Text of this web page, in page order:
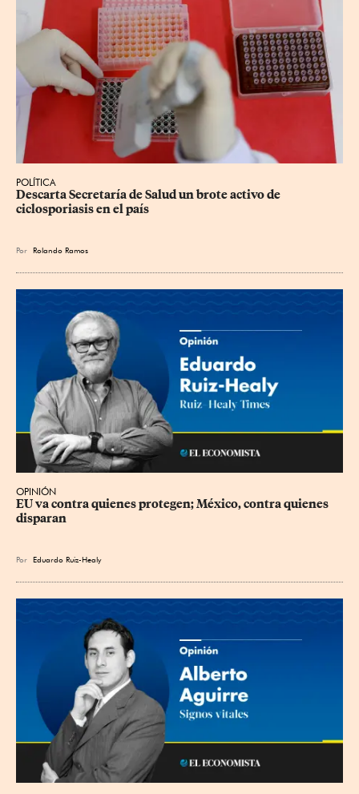
POLÍTICA
Descarta Secretaría de Salud un brote activo de
ciclosporiasis en el país
Por Rolando Ramos
OPINIÓN
EU va contra quienes protegen; México, contra quienes
disparan
Por Eduardo Ruiz-Healy